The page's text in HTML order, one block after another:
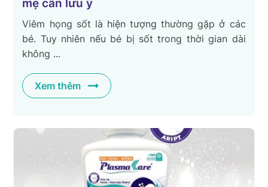
mẹ cần lưu ý
Viêm họng sốt là hiện tượng thường gặp ở các
bé. Tuy nhiên nếu bé bị sốt trong thời gian dài
không ...
Xem thêm